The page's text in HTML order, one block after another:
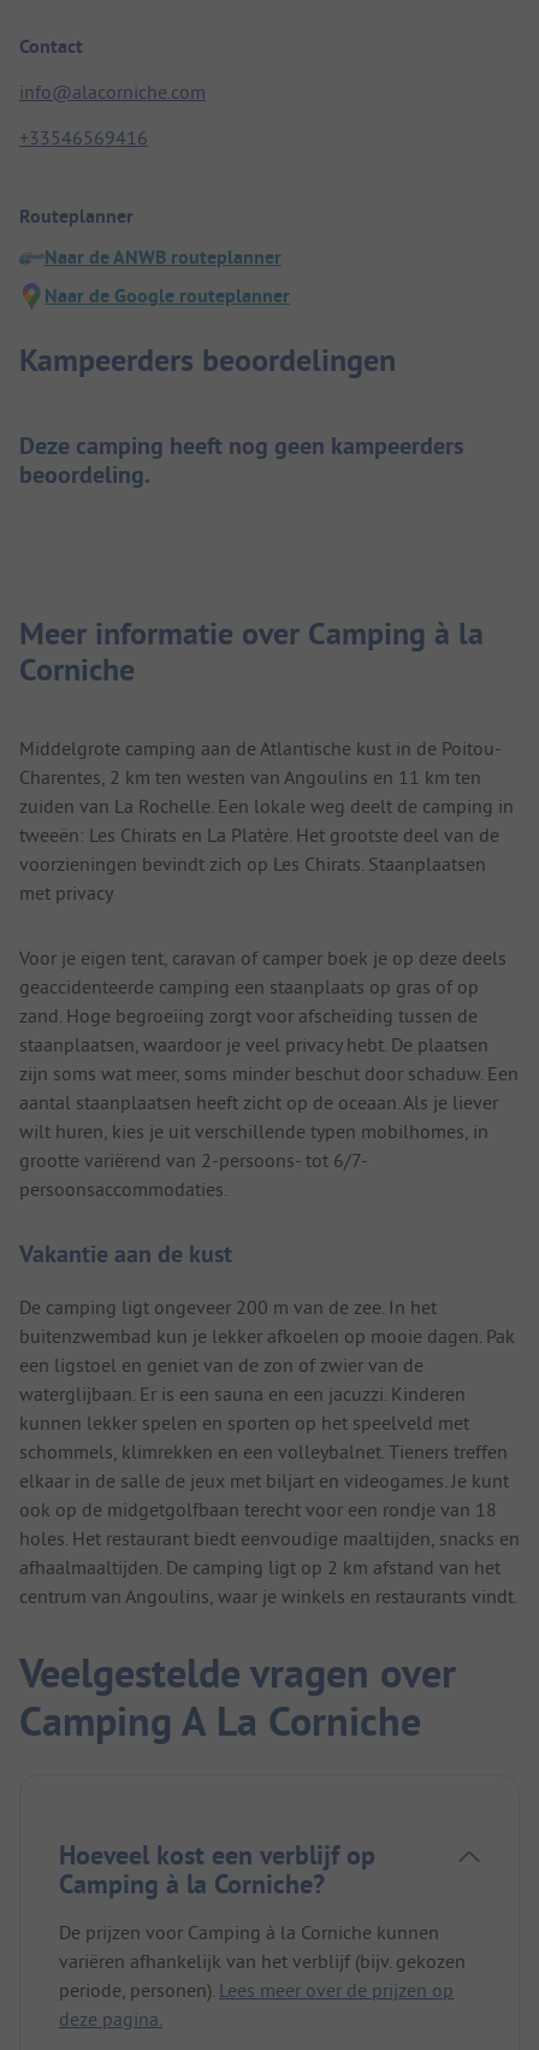
Contact
info@alacorniche.com
+33546569416
Routeplanner
Naar de ANWB routeplanner
Naar de Google routeplanner
Kampeerders beoordelingen
Deze camping heeft nog geen kampeerders
beoordeling.
Meer informatie over Camping à la
Corniche
Middelgrote camping aan de Atlantische kust in de Poitou-
Charentes, 2 km ten westen van Angoulins en 11 km ten
zuiden van La Rochelle. Een lokale weg deelt de camping in
tweeën: Les Chirats en La Platère. Het grootste deel van de
voorzieningen bevindt zich op Les Chirats. Staanplaatsen
met privacy
Voor je eigen tent, caravan of camper boek je op deze deels
geaccidenteerde camping een staanplaats op gras of op
zand. Hoge begroeiing zorgt voor afscheiding tussen de
staanplaatsen, waardoor je veel privacy hebt. De plaatsen
zijn soms wat meer, soms minder beschut door schaduw. Een
aantal staanplaatsen heeft zicht op de oceaan. Als je liever
wilt huren, kies je uit verschillende typen mobilhomes, in
grootte variërend van 2-persoons- tot 6/7-
persoonsaccommodaties.
Vakantie aan de kust
De camping ligt ongeveer 200 m van de zee. In het
buitenzwembad kun je lekker afkoelen op mooie dagen. Pak
een ligstoel en geniet van de zon of zwier van de
waterglijbaan. Er is een sauna en een jacuzzi. Kinderen
kunnen lekker spelen en sporten op het speelveld met
schommels, klimrekken en een volleybalnet. Tieners treffen
elkaar in de salle de jeux met biljart en videogames. Je kunt
ook op de midgetgolfbaan terecht voor een rondje van 18
holes. Het restaurant biedt eenvoudige maaltijden, snacks en
afhaalmaaltijden. De camping ligt op 2 km afstand van het
centrum van Angoulins, waar je winkels en restaurants vindt.
Veelgestelde vragen over
Camping A La Corniche
Hoeveel kost een verblijf op
Camping à la Corniche?
De prijzen voor Camping à la Corniche kunnen
variëren afhankelijk van het verblijf (bijv. gekozen
periode, personen). Lees meer over de prijzen op
deze pagina.